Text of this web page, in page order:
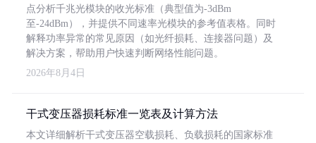
点分析千兆光模块的收光标准（典型值为-3dBm
至-24dBm），并提供不同速率光模块的参考值表格。同时
解释功率异常的常见原因（如光纤损耗、连接器问题）及
解决方案，帮助用户快速判断网络性能问题。
2026年8月4日
干式变压器损耗标准一览表及计算方法
本文详细解析干式变压器空载损耗、负载损耗的国家标准